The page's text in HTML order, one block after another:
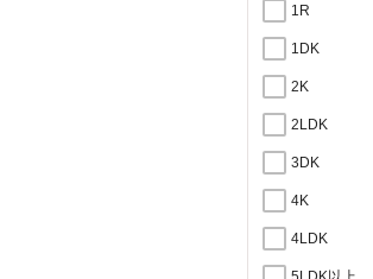
1R
1DK
2K
2LDK
3DK
4K
4LDK